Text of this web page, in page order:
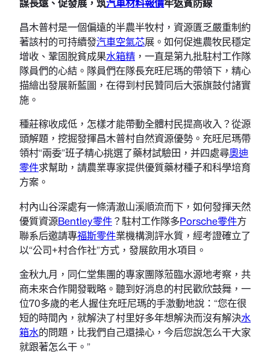
昌木普村是一個偏遠的半農半牧村，資源匱乏嚴重制約
著該村的可持續發汽車空氣芯展。如何促進農牧民穩定
增收、鞏固脫貧成果水箱精 ，一直是第九批駐村工作隊
隊員們的心結。隊員們在隊長充旺尼瑪的帶領下，精心
描繪出發展新藍圖，在得到村民贊同后大張旗鼓付諸實
施。
種莊稼收成低，怎樣才能帶動全體村民提高收入？從源
頭解題，挖掘發揮昌木普村自然資源優勢。充旺尼瑪帶
領村“兩委”班子精心挑選了藥材試驗田，并四處尋奧迪
零件求幫助，請農業專家提供優質藥材種子和科學培育
方案。
村內山谷深處有一條清澈山溪順流而下，如何發揮天然
優質資源Bentley零件？駐村工作隊多Porsche零件方
聯系后邀請專福斯零件業機構測評水質，經考證確立了
以“公司+村合作社”方式，發展飲用水項目。
金秋九月，同仁堂集團的專家團隊蒞臨水源地考察，共
商未來合作開發戰略。聽到好消息的村民歡欣鼓舞，一
位70多歲的老人握住充旺尼瑪的手激動地說：“您在很
短的時間內，就解決了村里好多年想解決而沒有解決水
箱水的問題，比我們自己還操心，今后您說怎么干大家
就跟著怎么干。”